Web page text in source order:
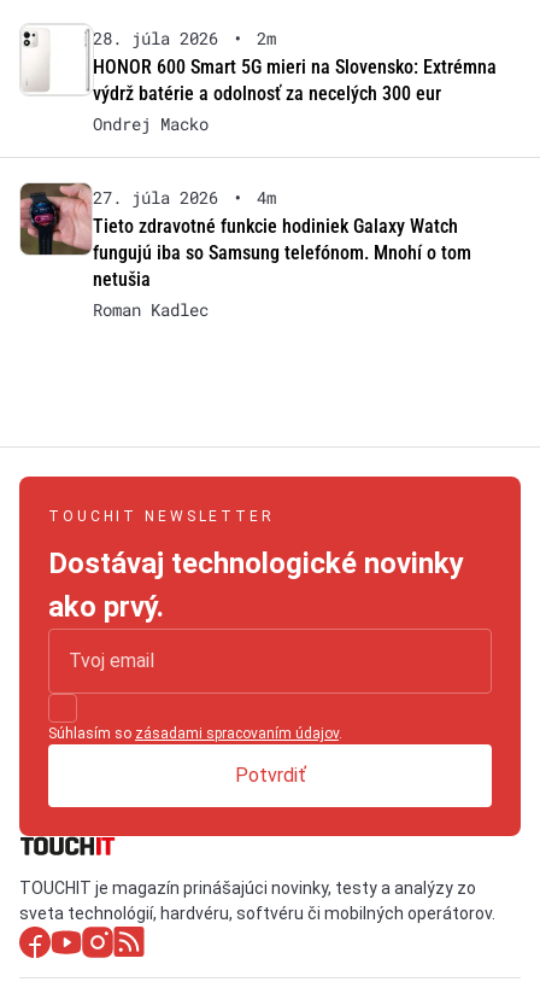
28. júla 2026 •
2m
HONOR 600 Smart 5G mieri na Slovensko: Extrémna
výdrž batérie a odolnosť za necelých 300 eur
Ondrej Macko
27. júla 2026 •
4m
Tieto zdravotné funkcie hodiniek Galaxy Watch
fungujú iba so Samsung telefónom. Mnohí o tom
netušia
Roman Kadlec
TOUCHIT NEWSLETTER
Dostávaj technologické novinky
ako prvý.
Súhlasím so zásadami spracovaním údajov.
Potvrdiť
TOUCHIT je magazín prinášajúci novinky, testy a analýzy zo
sveta technológií, hardvéru, softvéru či mobilných operátorov.